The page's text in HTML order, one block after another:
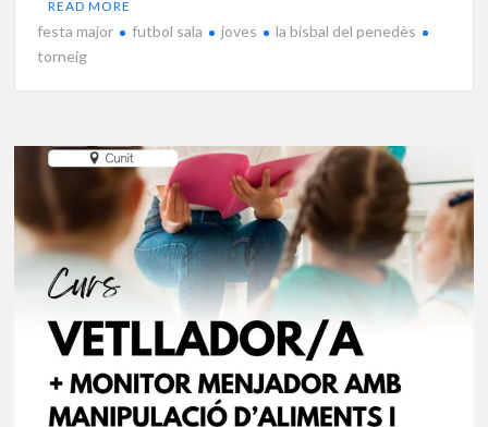
READ MORE
festa major futbol sala joves
la bisbal del penedès
torneig